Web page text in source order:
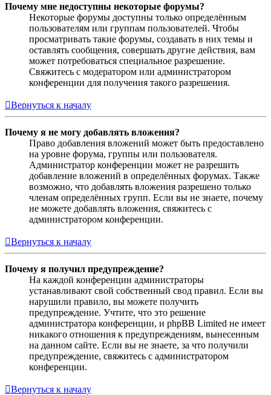
Почему мне недоступны некоторые форумы?
Некоторые форумы доступны только определённым
пользователям или группам пользователей. Чтобы
просматривать такие форумы, создавать в них темы и
оставлять сообщения, совершать другие действия, вам
может потребоваться специальное разрешение.
Свяжитесь с модератором или администратором
конференции для получения такого разрешения.
Вернуться к началу
Почему я не могу добавлять вложения?
Право добавления вложений может быть предоставлено
на уровне форума, группы или пользователя.
Администратор конференции может не разрешить
добавление вложений в определённых форумах. Также
возможно, что добавлять вложения разрешено только
членам определённых групп. Если вы не знаете, почему
не можете добавлять вложения, свяжитесь с
администратором конференции.
Вернуться к началу
Почему я получил предупреждение?
На каждой конференции администраторы
устанавливают свой собственный свод правил. Если вы
нарушили правило, вы можете получить
предупреждение. Учтите, что это решение
администратора конференции, и phpBB Limited не имеет
никакого отношения к предупреждениям, вынесенным
на данном сайте. Если вы не знаете, за что получили
предупреждение, свяжитесь с администратором
конференции.
Вернуться к началу